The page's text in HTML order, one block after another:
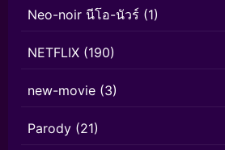
Neo-noir นีโอ-นัวร์ (1)
NETFLIX (190)
new-movie (3)
Parody (21)